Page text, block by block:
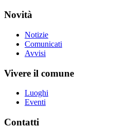
Novità
Notizie
Comunicati
Avvisi
Vivere il comune
Luoghi
Eventi
Contatti